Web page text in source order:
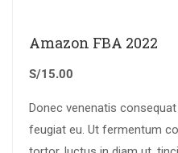
Amazon FBA 2022
S/15.00
Donec venenatis
feugiat eu. Ut fermentum